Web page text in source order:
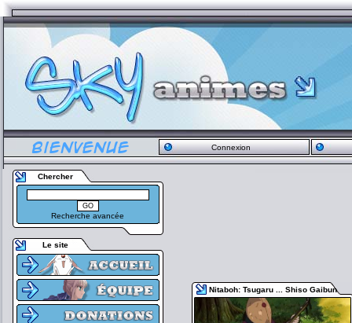
Connexion
Chercher
Recherche avancée
Le site
Nitaboh: Tsugaru ... Shiso Gaibun